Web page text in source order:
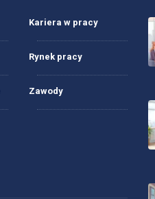
Kariera w pracy
Rynek pracy
Zawody